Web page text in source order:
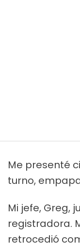
Me presenté
turno,
Mi jefe, Greg,
registradora.
retrocedió